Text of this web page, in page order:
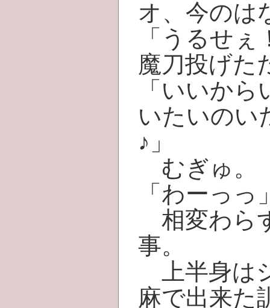
オ、今のは
「うるせ
魔刀投げた
「いいか
いたいのい
♪」
むぎゅ。
「わーっっ
相変わら
事。
上半身は
麻で出来た